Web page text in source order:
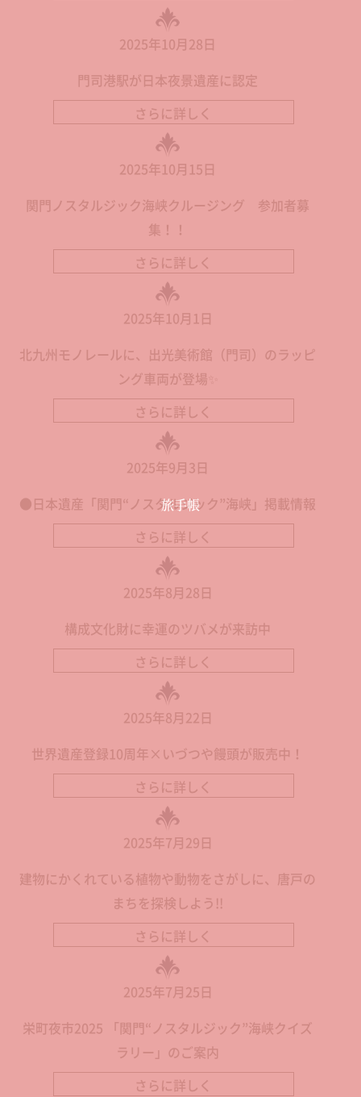
旅手帳
2025年10月28日
門司港駅が日本夜景遺産に認定
さらに詳しく
2025年10月15日
関門ノスタルジック海峡クルージング 参加者募
集！！
さらに詳しく
2025年10月1日
北九州モノレールに、出光美術館（門司）のラッピ
ング車両が登場✨
さらに詳しく
2025年9月3日
●日本遺産「関門“ノスタルジック”海峡」掲載情報
さらに詳しく
2025年8月28日
構成文化財に幸運のツバメが来訪中
さらに詳しく
2025年8月22日
世界遺産登録10周年×いづつや饅頭が販売中！
さらに詳しく
2025年7月29日
建物にかくれている植物や動物をさがしに、唐戸の
まちを探検しよう!!
さらに詳しく
2025年7月25日
栄町夜市2025 「関門“ノスタルジック”海峡クイズ
ラリー」のご案内
さらに詳しく